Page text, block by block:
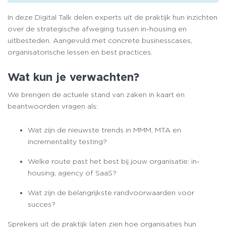
In deze Digital Talk delen experts uit de praktijk hun inzichten
over de strategische afweging tussen in-housing en
uitbesteden. Aangevuld met concrete businesscases,
organisatorische lessen en best practices.
Wat kun je verwachten?
We brengen de actuele stand van zaken in kaart en
beantwoorden vragen als:
Wat zijn de nieuwste trends in MMM, MTA en
incrementality testing?
Welke route past het best bij jouw organisatie: in-
housing, agency of SaaS?
Wat zijn de belangrijkste randvoorwaarden voor
succes?
Sprekers uit de praktijk laten zien hoe organisaties hun